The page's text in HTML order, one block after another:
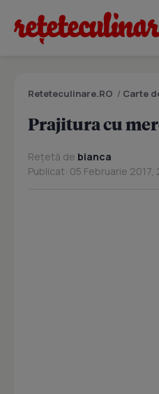
Reteteculinare.RO / Carte
Prajitura cu
Rețetă de bianca
Publicat: 05 Februarie 2017,